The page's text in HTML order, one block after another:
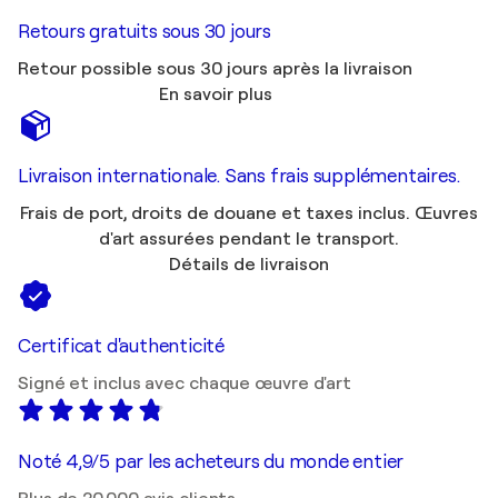
Retours gratuits sous 30 jours
Retour possible sous 30 jours après la livraison
En savoir plus
Livraison internationale. Sans frais supplémentaires.
Frais de port, droits de douane et taxes inclus. Œuvres
d'art assurées pendant le transport.
Détails de livraison
Certificat d'authenticité
Signé et inclus avec chaque œuvre d'art
Noté 4,9/5 par les acheteurs du monde entier